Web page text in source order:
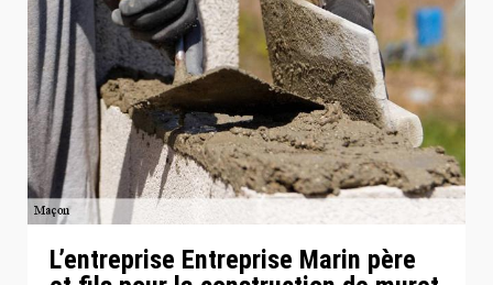
L’entreprise Entreprise Marin père